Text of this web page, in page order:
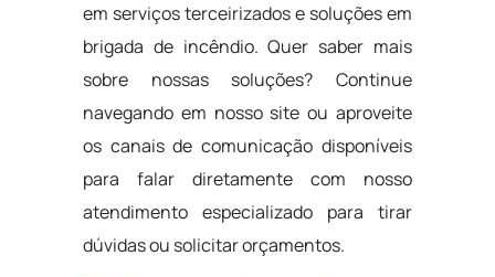
em serviços terceirizados e soluções em
brigada de incêndio. Quer saber mais
sobre nossas soluções? Continue
navegando em nosso site ou aproveite
os canais de comunicação disponíveis
para falar diretamente com nosso
atendimento especializado para tirar
dúvidas ou solicitar orçamentos.